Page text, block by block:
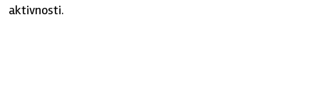
aktivnosti.